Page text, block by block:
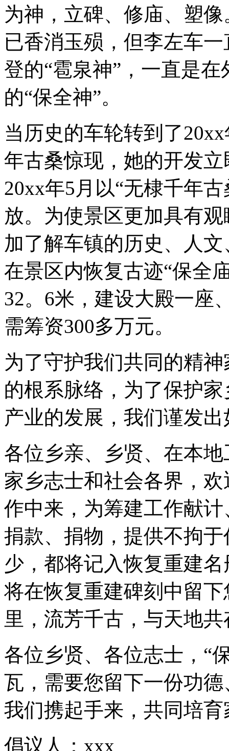
为神，立碑、修庙、塑
已香消玉殒，但李左车
登的“雹泉神”，一直是
的“保全神”。
当历史的车轮转到了
年古桑惊现，她的开发
20xx年5月以“无棣千年
放。为使景区更加具有
加了解车镇的历史、人
在景区内恢复古迹“保全
32。6米，建设大殿一座
需筹资300多万元。
为了守护我们共同的精
的根系脉络，为了保护
产业的发展，我们谨发
各位乡亲、乡贤、在本
家乡志士和社会各界，
作中来，为筹建工作献
捐款、捐物，提供不拘
少，都将记入恢复重建
将在恢复重建碑刻中留
里，流芳千古，与天地共
各位乡贤、各位志士，“
瓦，需要您留下一份功
我们携起手来，共同培
倡议人：xxx